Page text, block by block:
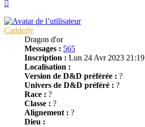
Cadderly
Dragon d'or
Messages : 565
Inscription : Lun 24 Avr 2023 21:19
Localisation :
Version de D&D préférée : ?
Univers de D&D préféré : ?
Race : ?
Classe : ?
Alignement : ?
Dieu :